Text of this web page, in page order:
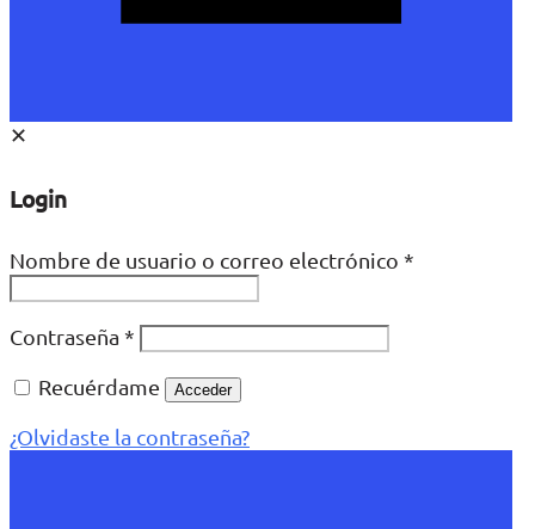
✕
Login
Nombre de usuario o correo electrónico *
Contraseña *
Recuérdame
Acceder
¿Olvidaste la contraseña?